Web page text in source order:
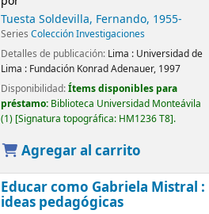
Tuesta Soldevilla, Fernando, 1955-
Series Colección Investigaciones
Detalles de publicación: Lima : Universidad de
Lima : Fundación Konrad Adenauer, 1997
Disponibilidad:Ítems disponibles para
préstamo: Biblioteca Universidad Monteávila
(1) Signatura topográfica: HM1236 T8 .
Agregar al carrito
Educar como Gabriela Mistral :
ideas pedagógicas